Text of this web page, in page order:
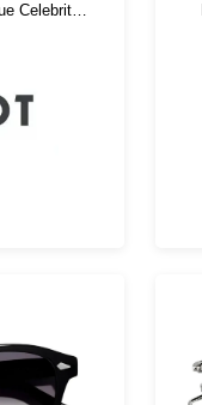
Celebrity